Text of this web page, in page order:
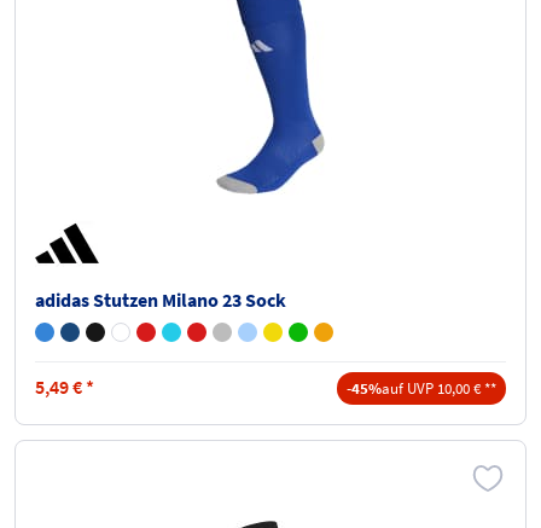
adidas Stutzen Milano 23 Sock
5,49€ * -45%auf UVP 10,00 € **